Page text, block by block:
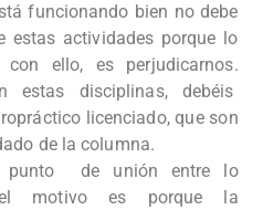
funcionando bien no debe
estas actividades porque lo
ello, es perjudicarnos.
estas disciplinas, debéis
licenciado, que son
de la columna.
de unión entre lo
el motivo es porque la